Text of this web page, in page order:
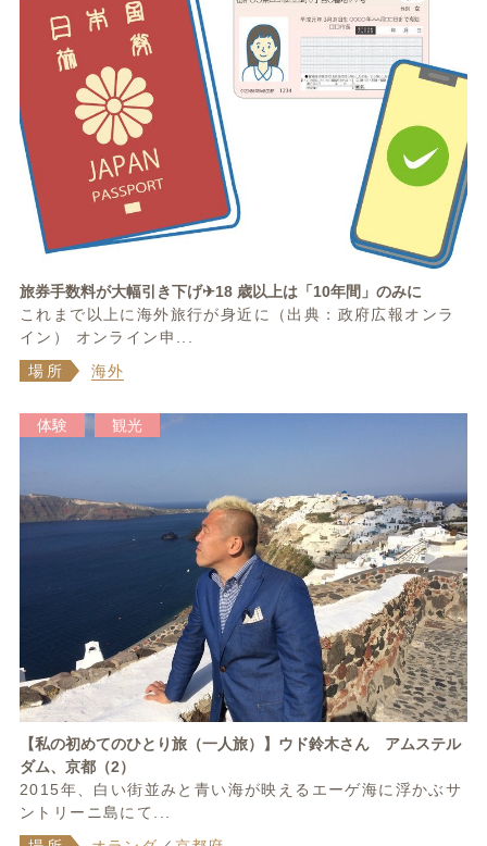
旅券手数料が大幅引き下げ✈18 歳以上は「10年間」のみに
これまで以上に海外旅行が身近に（出典：政府広報オンラ
イン） オンライン申...
場所
海外
体験 観光
【私の初めてのひとり旅（一人旅）】ウド鈴木さん アムステル
ダム、京都（2）
2015年、白い街並みと青い海が映えるエーゲ海に浮かぶサ
ントリーニ島にて...